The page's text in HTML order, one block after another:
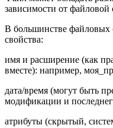
зависимости от файловой
В большинстве файловых
свойства:
имя и расширение (как
вместе): например,
дата/время (могут быть
модификации и
атрибуты (скрытый,